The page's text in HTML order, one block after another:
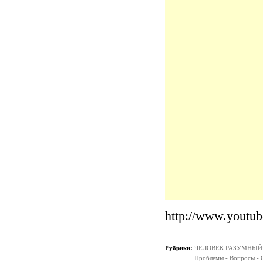
http://
Рубрики: ЧЕЛОВЕК РАЗУМНЫЙ:
Проблемы - Вопросы -